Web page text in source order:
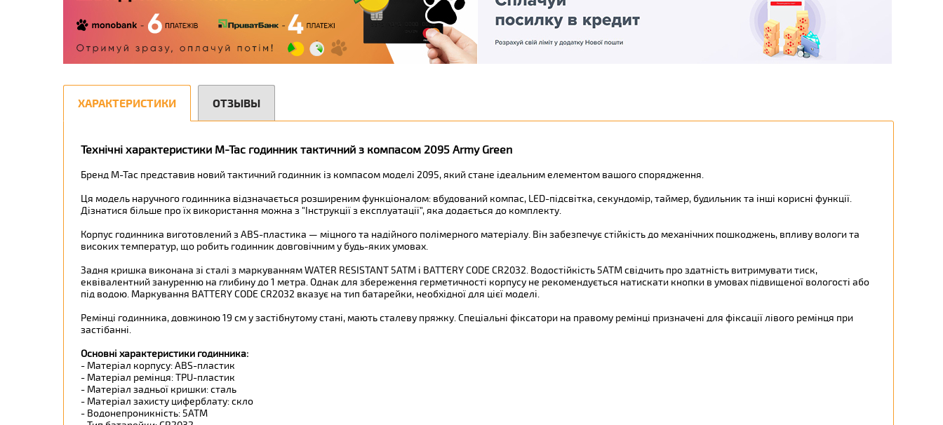
ХАРАКТЕРИСТИКИ
Технічні характеристики M-Tac годинник тактичний з компасом 2095 Army Green
Бренд M-Tac представив новий тактичний годинник із компасом моделі 2095, який стане ідеальним елементом вашого спорядження.
Ця модель наручного годинника відзначається розширеним функціоналом: вбудований компас, LED-підсвітка, секундомір, таймер, будильник та інші корисні функції.
Дізнатися більше про їх використання можна з "Інструкції з експлуатації", яка додається до комплекту.
Корпус годинника виготовлений з ABS-пластика — міцного та надійного полімерного матеріалу. Він забезпечує стійкість до механічних пошкоджень, впливу вологи та
високих температур, що робить годинник довговічним у будь-яких умовах.
Задня кришка виконана зі сталі з маркуванням WATER RESISTANT 5ATM і BATTERY CODE CR2032. Водостійкість 5ATM свідчить про здатність витримувати тиск,
еквівалентний зануренню на глибину до 1 метра. Однак для збереження герметичності корпусу не рекомендується натискати кнопки в умовах підвищеної вологості або
під водою. Маркування BATTERY CODE CR2032 вказує на тип батарейки, необхідної для цієї моделі.
Ремінці годинника, довжиною 19 см у застібнутому стані, мають сталеву пряжку. Спеціальні фіксатори на правому ремінці призначені для фіксації лівого ремінця при
застібанні.
Основні характеристики годинника:
- Матеріал корпусу: ABS-пластик
- Матеріал ремінця: TPU-пластик
- Матеріал задньої кришки: сталь
- Матеріал захисту циферблату: скло
- Водонепроникність: 5ATM
ОТЗЫВЫ